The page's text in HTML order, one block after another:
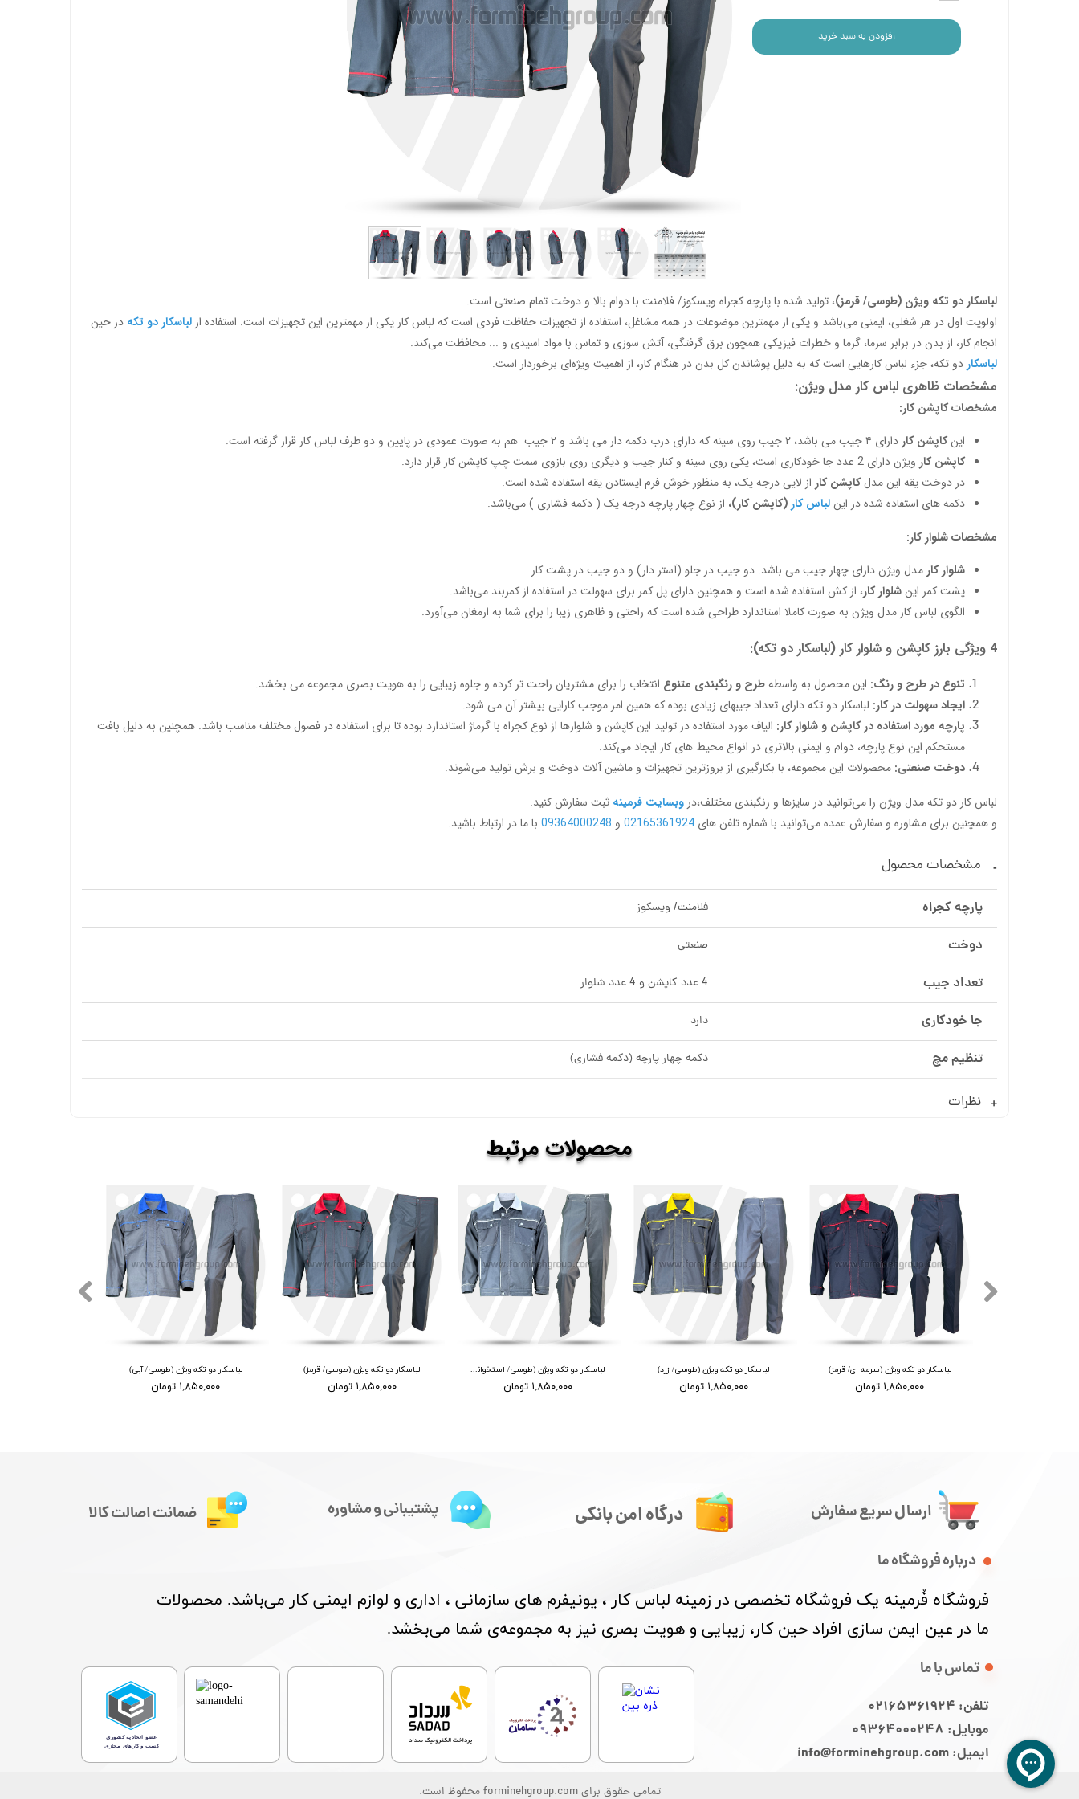
افزودن به سبد خرید
لباسکار دو تکه ویژن (طوسی/ قرمز)، تولید شده با پارچه کجراه ویسکوز/ فلامنت با دوام بالا و دوخت تمام صنعتی است.
اولویت اول در هر شغلی، ایمنی می‌باشد و یکی از مهمترین موضوعات در همه مشاغل، استفاده از تجهیزات حفاظت فردی است که لباس کار یکی از مهمترین این تجهیزات است. استفاده از لباسکار دو تکه در حین
انجام کار، از بدن در برابر سرما، گرما و خطرات فیزیکی همچون برق گرفتگی، آتش سوزی و تماس با مواد اسیدی و ... محافظت می‌کند.
لباسکار دو تکه، جزء لباس کارهایی است که به دلیل پوشاندن کل بدن در هنگام کار، از اهمیت ویژه‌ای برخوردار است.
مشخصات ظاهری لباس کار مدل ویژن:
مشخصات کاپشن کار:
اینکاپشن کار دارای ۴ جیب می باشد، ۲ جیب روی سینه که دارای درب دکمه دار می باشد و ۲ جیب هم به صورت عمودی در پایین و دو طرف لباس کار قرار گرفته است.
کاپشن کار ویژن دارای 2 عدد جا خودکاری است، یکی روی سینه و کنار جیب و دیگری روی بازوی سمت چپ کاپشن کار قرار دارد.
در دوخت یقه این مدلکاپشن کار از لایی درجه یک، به منظور خوش فرم ایستادن یقه استفاده شده است.
دکمه های استفاده شده در اینلباس کار (کاپشن کار)، از نوع چهار پارچه درجه یک ( دکمه فشاری ) می‌باشد.
مشخصات شلوار کار:
شلوار کار مدل ویژن دارای چهار جیب می باشد. دو جیب در جلو (آستر دار) و دو جیب در پشت کار
پشت کمر اینشلوار کار، از کش استفاده شده است و همچنین دارای پل کمر برای سهولت در استفاده از کمربند می‌باشد.
الگوی لباس کار مدل ویژن به صورت کاملا استاندارد طراحی شده است که راحتی و ظاهری زیبا را برای شما به ارمغان می‌آورد.
4 ویژگی بارز کاپشن و شلوار کار (لباسکار دو تکه):
تنوع در طرح و رنگ: این محصول به واسطهطرح و رنگبندی متنوع انتخاب را برای مشتریان راحت تر کرده و جلوه زیبایی را به هویت بصری مجموعه می بخشد.
ایجاد سهولت در کار: لباسکار دو تکه دارای تعداد جیبهای زیادی بوده که همین امر موجب کارایی بیشتر آن می‌ شود.
پارچه مورد استفاده در کاپشن و شلوار کار: الیاف مورد استفاده در تولید این کاپشن و شلوارها از نوع کجراه با گرماژ استاندارد بوده تا برای استفاده در فصول مختلف مناسب باشد. همچنین به دلیل بافت
مستحکم این نوع پارچه، دوام و ایمنی بالاتری در انواع محیط های کار ایجاد می‌کند.
دوخت صنعتی: محصولات این مجموعه، با بکارگیری از بروزترین تجهیزات و ماشین آلات دوخت و برش تولید می‌شوند.
لباس کار دو تکه مدل ویژن را می‌توانید در سایزها و رنگبندی مختلف،در وبسایت فرمینه ثبت سفارش کنید.
و همچنین برای مشاوره و سفارش عمده می‌توانید با شماره تلفن های 02165361924 و 09364000248 با ما در ارتباط باشید.
مشخصات محصول
پارچه کجراه فلامنت/ ویسکوز
دوخت صنعتی
تعداد جیب 4 عدد کاپشن و 4 عدد شلوار
جا خودکاری دارد
تنظیم مچ دکمه چهار پارچه (دکمه فشاری)
نظرات
لباسکار دو تکه ویژن (طوسی/ آبی)
۱,۸۵۰,۰۰۰ تومان
لباسکار دو تکه ویژن (طوسی/ قرمز)
۱,۸۵۰,۰۰۰ تومان
لباسکار دو تکه ویژن (طوسی/ استخوانی)
۱,۸۵۰,۰۰۰ تومان
لباسکار دو تکه ویژن (طوسی/ زرد)
۱,۸۵۰,۰۰۰ تومان
لباسکار دو تکه ویژن (سرمه ای/ قرمز)
۱,۸۵۰,۰۰۰ تومان
​​محصولاتمرتبط
تمامی حقوق برای forminehgroup.com محفوظ است.
ارسال سریع سفارش
درباره فروشگاه ما
​فروشگاه فُرمینه یک فروشگاه تخصصی در زمینه لباس کار ، یونیفرم های سازمانی ، اداری و لوازم ایمنی کار می‌باشد. محصولات
ما در عین ایمن سازی افراد حین کار، زیبایی و هویت بصری نیز به مجموعه‌ی شما می‌بخشد.
تماس با ما
تلفن: 02165361924
موبایل: 09364000248
ایمیل: info@forminehgroup.com
درگاه امن بانکی پشتیبانی و مشاوره ضمانت اصالت کالا